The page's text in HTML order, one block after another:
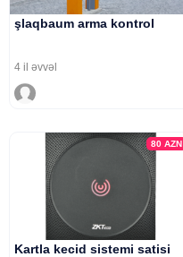
şlaqbaum arma kontrol
4 il əvvəl
80AZN
Kartla kecid sistemi satisi